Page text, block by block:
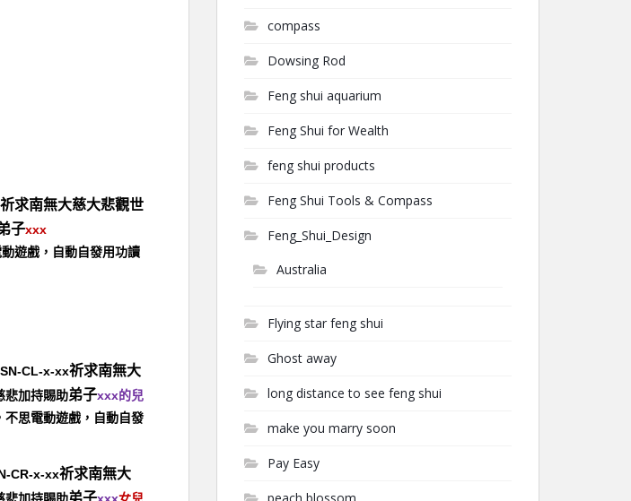
祈求南無大慈大悲觀世
子xxx
遊戲，自動自發用功讀
SN-CL-x-xx祈求南無大
悲加持賜助弟子xxx的兒
不思電動遊戲，自動自發
CR-x-xx祈求南無大
弟子
compass
Dowsing Rod
Feng shui aquarium
Feng Shui for Wealth
feng shui products
Feng Shui Tools & Compass
Feng_Shui_Design
Australia
Flying star feng shui
Ghost away
long distance to see feng shui
make you marry soon
Pay Easy